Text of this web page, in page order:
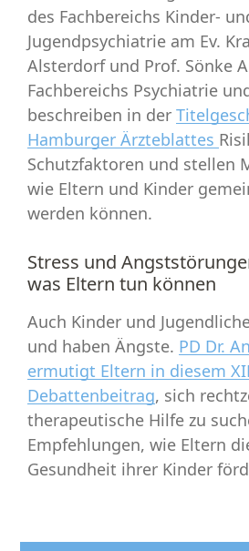
des Fachbereichs Kinder-
Jugendpsychiatrie am Ev.
Alsterdorf und Prof. Sönke
Fachbereichs Psychiatrie
beschreiben in der
Hamburger Ärzteblattes
Schutzfaktoren und stellen
wie Eltern und Kinder
werden können.
Stress und
was Eltern tun können
Auch Kinder und
und haben Ängste. PD Dr.
ermutigt Eltern in diesem
Debattenbeitrag, sich
therapeutische Hilfe zu
Empfehlungen, wie Eltern
Gesundheit ihrer Kinder